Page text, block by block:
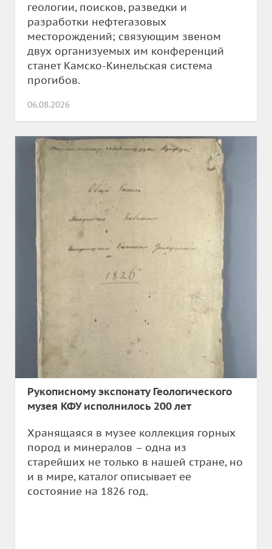
геологии, поисков, разведки и
разработки нефтегазовых
месторождений; связующим звеном
двух организуемых им конференций
станет Камско-Кинельская система
прогибов.
06.08.2026
Рукописному экспонату Геологического
музея КФУ исполнилось 200 лет
Хранящаяся в музее коллекция горных
пород и минералов – одна из
старейших не только в нашей стране, но
и в мире, каталог описывает ее
состояние на 1826 год.